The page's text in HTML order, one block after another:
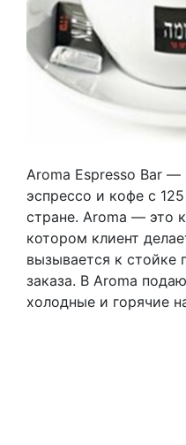
Aroma Espresso Bar —
эспрессо и кофе с
стране. Aroma — это
котором клиент
вызывается к стойке
заказа. В Aroma
холодные и горячие